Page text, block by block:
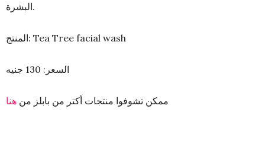
البشرة.
المنتج: Tea Tree facial wash
السعر: 130 جنيه
ممكن تشوفوا منتجات أكتر من بابلز من هنا